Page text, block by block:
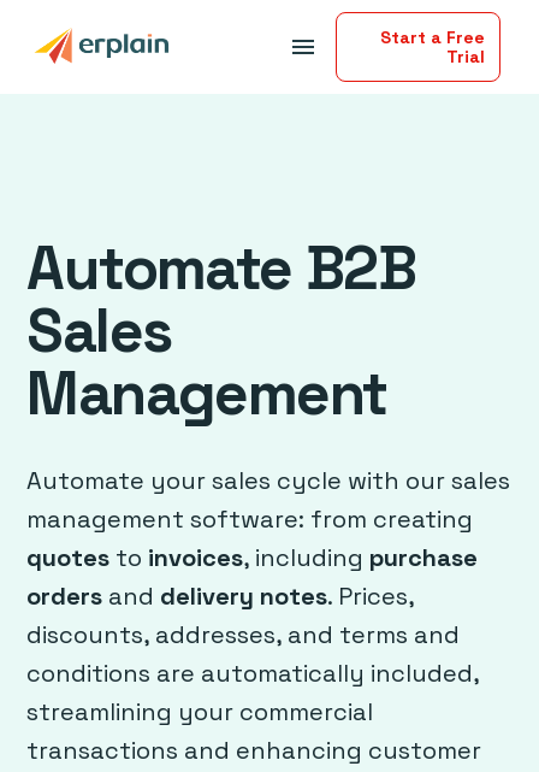
menu
Start a Free
Trial
Automate B2B
Sales
Management
Automate your sales cycle with our sales
management software: from creating
quotes to invoices, including purchase
orders and delivery notes. Prices,
discounts, addresses, and terms and
conditions are automatically included,
streamlining your commercial
transactions and enhancing customer